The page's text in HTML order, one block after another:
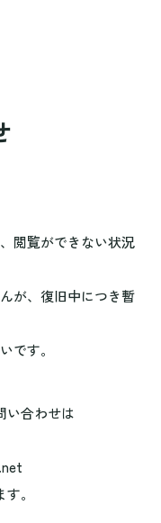
閲覧ができない状況
が、復旧中につき暫
です。
い合わせは
。